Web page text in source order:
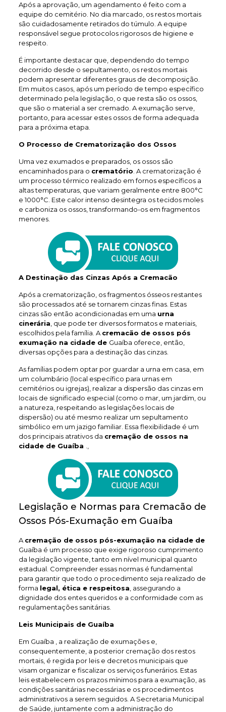
Após a aprovação, um agendamento é feito com a
equipe do cemitério. No dia marcado, os restos mortais
são cuidadosamente retirados do túmulo. A equipe
responsável segue protocolos rigorosos de higiene e
respeito.
É importante destacar que, dependendo do tempo
decorrido desde o sepultamento, os restos mortais
podem apresentar diferentes graus de decomposição.
Em muitos casos, após um período de tempo específico
determinado pela legislação, o que resta são os ossos,
que são o material a ser cremado. A exumação serve,
portanto, para acessar estes ossos de forma adequada
para a próxima etapa.
O Processo de Crematorização dos Ossos
Uma vez exumados e preparados, os ossos são
encaminhados para o crematório . A crematorização é
um processo térmico realizado em fornos específicos a
altas temperaturas, que variam geralmente entre 800°C
e 1000°C. Este calor intenso desintegra os tecidos moles
e carboniza os ossos, transformando-os em fragmentos
menores.
A Destinação das Cinzas Após a Cremacão
Após a crematorização, os fragmentos ósseos restantes
são processados até se tornarem cinzas finas. Estas
cinzas são então acondicionadas em uma urna
cinerária , que pode ter diversos formatos e materiais,
escolhidos pela família. A cremacão de ossos pós
exumação na cidade de Guaíba oferece, então,
diversas opções para a destinação das cinzas.
As famílias podem optar por guardar a urna em casa, em
um columbário (local específico para urnas em
cemitérios ou igrejas), realizar a dispersão das cinzas em
locais de significado especial (como o mar, um jardim, ou
a natureza, respeitando as legislações locais de
dispersão) ou até mesmo realizar um sepultamento
simbólico em um jazigo familiar. Essa flexibilidade é um
dos principais atrativos da cremação de ossos na
cidade de Guaíba
Legislação e Normas para Cremacão de
Ossos Pós-Exumação em Guaíba
A cremação de ossos pós-exumação na cidade de
Guaíba é um processo que exige rigoroso cumprimento
da legislação vigente, tanto em nível municipal quanto
estadual. Compreender essas normas é fundamental
para garantir que todo o procedimento seja realizado de
forma legal, ética e respeitosa , assegurando a
dignidade dos entes queridos e a conformidade com as
regulamentações sanitárias.
Leis Municipais de Guaíba
Em Guaíba , a realização de exumações e,
consequentemente, a posterior cremação dos restos
mortais, é regida por leis e decretos municipais que
visam organizar e fiscalizar os serviços funerários. Estas
leis estabelecem os prazos mínimos para a exumação, as
condições sanitárias necessárias e os procedimentos
administrativos a serem seguidos. A Secretaria Municipal
de Saúde, juntamente com a administração do